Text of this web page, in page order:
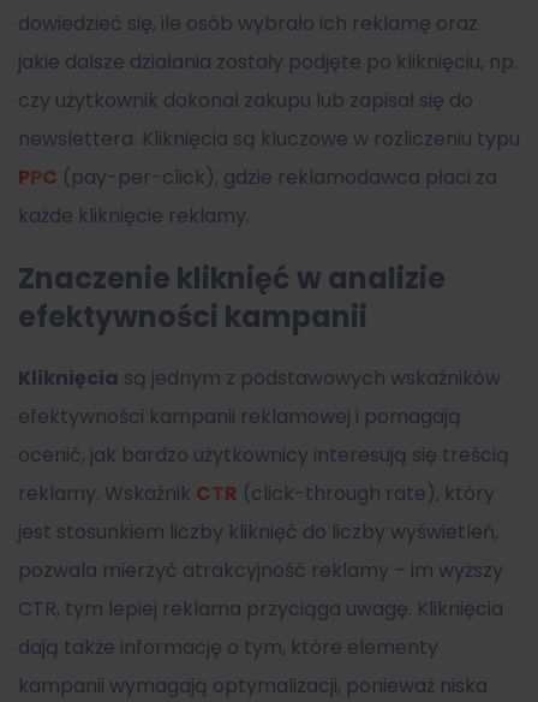
dowiedzieć się, ile osób wybrało ich reklamę oraz
jakie dalsze działania zostały podjęte po kliknięciu, np.
czy użytkownik dokonał zakupu lub zapisał się do
newslettera. Kliknięcia są kluczowe w rozliczeniu typu
PPC (pay-per-click), gdzie reklamodawca płaci za
każde kliknięcie reklamy.
Znaczenie kliknięć w analizie
efektywności kampanii
Kliknięcia są jednym z podstawowych wskaźników
efektywności kampanii reklamowej i pomagają
ocenić, jak bardzo użytkownicy interesują się treścią
reklamy. Wskaźnik CTR (click-through rate), który
jest stosunkiem liczby kliknięć do liczby wyświetleń,
pozwala mierzyć atrakcyjność reklamy – im wyższy
CTR, tym lepiej reklama przyciąga uwagę. Kliknięcia
dają także informację o tym, które elementy
kampanii wymagają optymalizacji, ponieważ niska